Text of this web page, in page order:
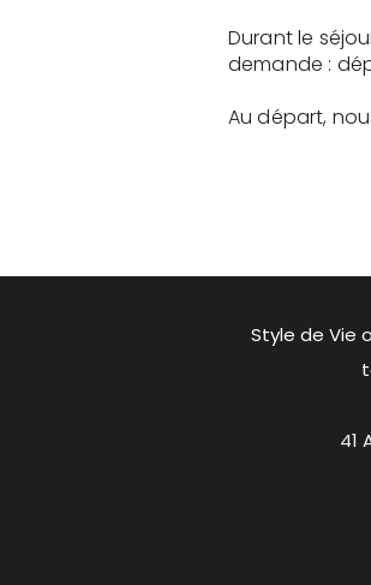
Durant le
demande :
Au départ,
Style de Vie
41